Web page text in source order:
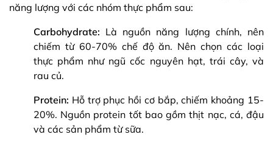
năng lượng với các nhóm thực phẩm sau:
Carbohydrate: Là nguồn năng lượng chính, nên
chiếm từ 60-70% chế độ ăn. Nên chọn các loại
thực phẩm như ngũ cốc nguyên hạt, trái cây, và
rau củ.
Protein: Hỗ trợ phục hồi cơ bắp, chiếm khoảng 15-
20%. Nguồn protein tốt bao gồm thịt nạc, cá, đậu
và các sản phẩm từ sữa.